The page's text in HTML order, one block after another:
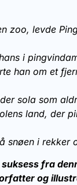
zoo, levde
i
han om et
sola som
land, der
snøen i rekker
fra
og